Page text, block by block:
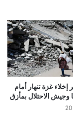
إخلاء غزة تنهار أمام
الاحتلال بمأزق